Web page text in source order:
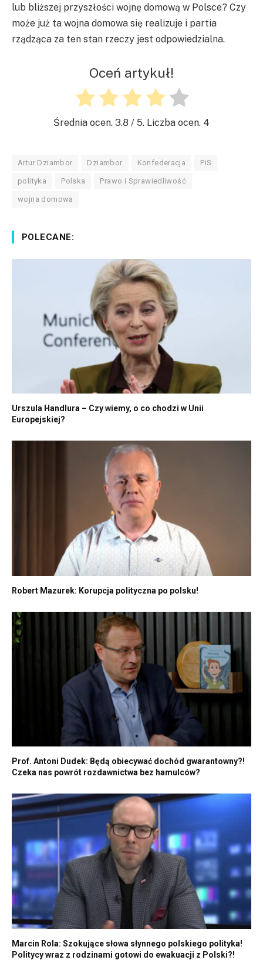
lub bliższej przyszłości wojnę domową w Polsce? Czy
może już ta wojna domowa się realizuje i partia
rządząca za ten stan rzeczy jest odpowiedzialna.
Oceń artykuł!
Średnia ocen. 3.8 / 5. Liczba ocen. 4
Artur Dziambor Dziambor Konfederacja PiS
polityka Polska Prawo i Sprawiedliwość
wojna domowa
POLECANE:
Urszula Handlura – Czy wiemy, o co chodzi w Unii
Europejskiej?
Robert Mazurek: Korupcja polityczna po polsku!
Prof. Antoni Dudek: Będą obiecywać dochód gwarantowny?!
Czeka nas powrót rozdawnictwa bez hamulców?
Marcin Rola: Szokujące słowa słynnego polskiego polityka!
Politycy wraz z rodzinami gotowi do ewakuacji z Polski?!